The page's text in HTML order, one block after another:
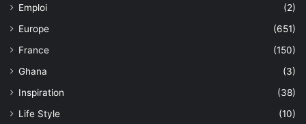
Emploi
(2)
Europe
(651)
France
(150)
Ghana
(3)
Inspiration
(38)
Life Style
(10)